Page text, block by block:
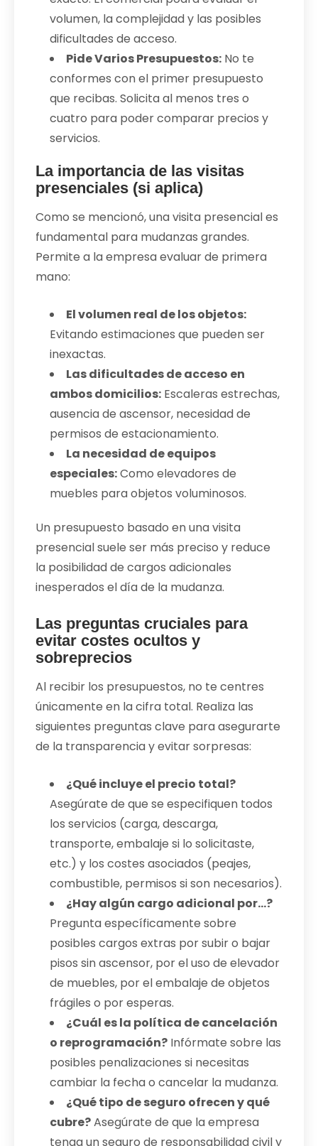
volumen, la complejidad y las posibles
dificultades de acceso.
Pide Varios Presupuestos: No te
conformes con el primer presupuesto
que recibas. Solicita al menos tres o
cuatro para poder comparar precios y
servicios.
La importancia de las visitas
presenciales (si aplica)
Como se mencionó, una visita presencial es
fundamental para mudanzas grandes.
Permite a la empresa evaluar de primera
mano:
El volumen real de los objetos:
Evitando estimaciones que pueden ser
inexactas.
Las dificultades de acceso en
ambos domicilios: Escaleras estrechas,
ausencia de ascensor, necesidad de
permisos de estacionamiento.
La necesidad de equipos
especiales:Como elevadores de
muebles para objetos voluminosos.
Un presupuesto basado en una visita
presencial suele ser más preciso y reduce
la posibilidad de cargos adicionales
inesperados el día de la mudanza.
Las preguntas cruciales para
evitar costes ocultos y
sobreprecios
Al recibir los presupuestos, no te centres
únicamente en la cifra total. Realiza las
siguientes preguntas clave para asegurarte
de la transparencia y evitar sorpresas:
¿Qué incluye el precio total?
Asegúrate de que se especifiquen todos
los servicios (carga, descarga,
transporte, embalaje si lo solicitaste,
etc.) y los costes asociados (peajes,
combustible, permisos si son necesarios).
¿Hay algún cargo adicional por…?
Pregunta específicamente sobre
posibles cargos extras por subir o bajar
pisos sin ascensor, por el uso de elevador
de muebles, por el embalaje de objetos
frágiles o por esperas.
¿Cuál es la política de cancelación
o reprogramación? Infórmate sobre las
posibles penalizaciones si necesitas
cambiar la fecha o cancelar la mudanza.
¿Qué tipo de seguro ofrecen y qué
cubre?Asegúrate de que la empresa
tenga un seguro de responsabilidad civil y